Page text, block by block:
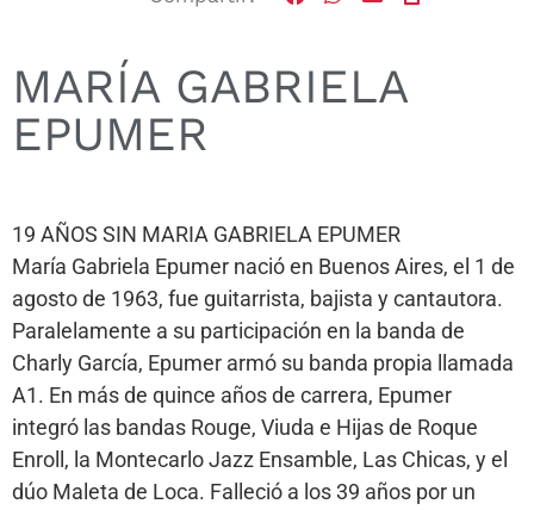
MARÍA GABRIELA
EPUMER
19 AÑOS SIN MARIA GABRIELA EPUMER
María Gabriela Epumer nació en Buenos Aires, el 1 de
agosto de 1963, fue guitarrista, bajista y cantautora.
Paralelamente a su participación en la banda de
Charly García, Epumer armó su banda propia llamada
A1. En más de quince años de carrera, Epumer
integró las bandas Rouge, Viuda e Hijas de Roque
Enroll, la Montecarlo Jazz Ensamble, Las Chicas, y el
dúo Maleta de Loca. Falleció a los 39 años por un